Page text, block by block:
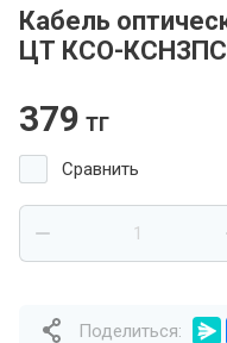
Кабель
ЦТ КСО-КСНЗПС
379 тг
Сравнить
Поделиться: